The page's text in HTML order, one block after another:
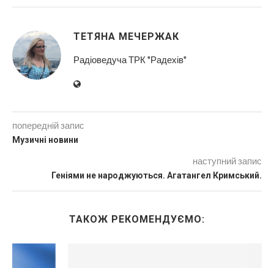
ТЕТЯНА МЕЧЕРЖАК
Радіоведуча ТРК "Радехів"
попередній запис
Музичні новини
наступний запис
Геніями не народжуються. Агатангел Кримський.
ТАКОЖ РЕКОМЕНДУЄМО: